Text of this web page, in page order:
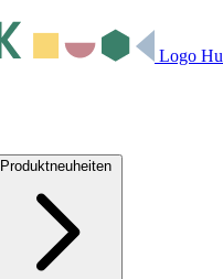
Logo
Produktneuheiten